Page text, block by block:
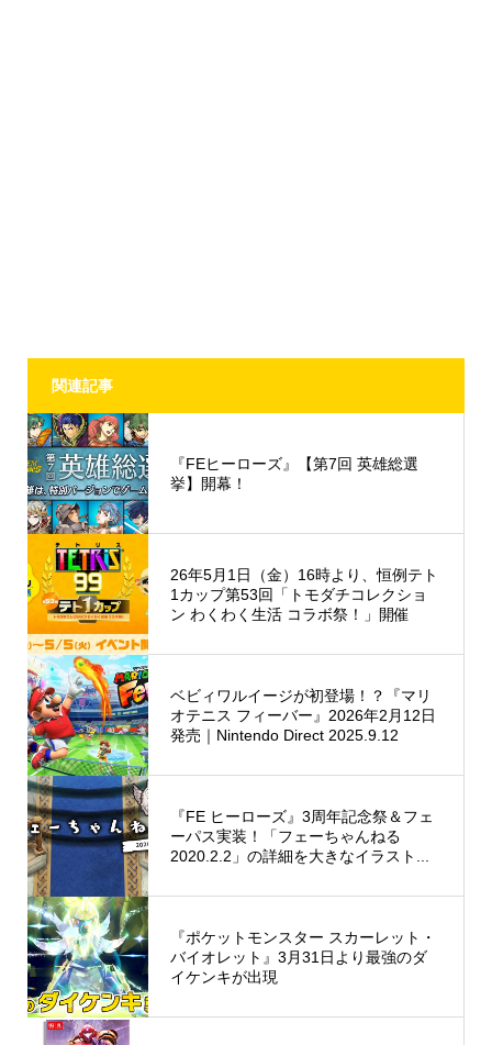
関連記事
『FEヒーローズ』【第7回 英雄総選
挙】開幕！
26年5月1日（金）16時より、恒例テト
1カップ第53回「トモダチコレクショ
ン わくわく生活 コラボ祭！」開催
ベビィワルイージが初登場！？『マリ
オテニス フィーバー』2026年2月12日
発売｜Nintendo Direct 2025.9.12
『FE ヒーローズ』3周年記念祭＆フェ
ーパス実装！「フェーちゃんねる
2020.2.2」の詳細を大きなイラスト...
『ポケットモンスター スカーレット・
バイオレット』3月31日より最強のダ
イケンキが出現